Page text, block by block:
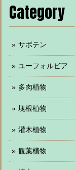
Category
サボテン
ユーフォルビア
多肉植物
塊根植物
灌木植物
観葉植物